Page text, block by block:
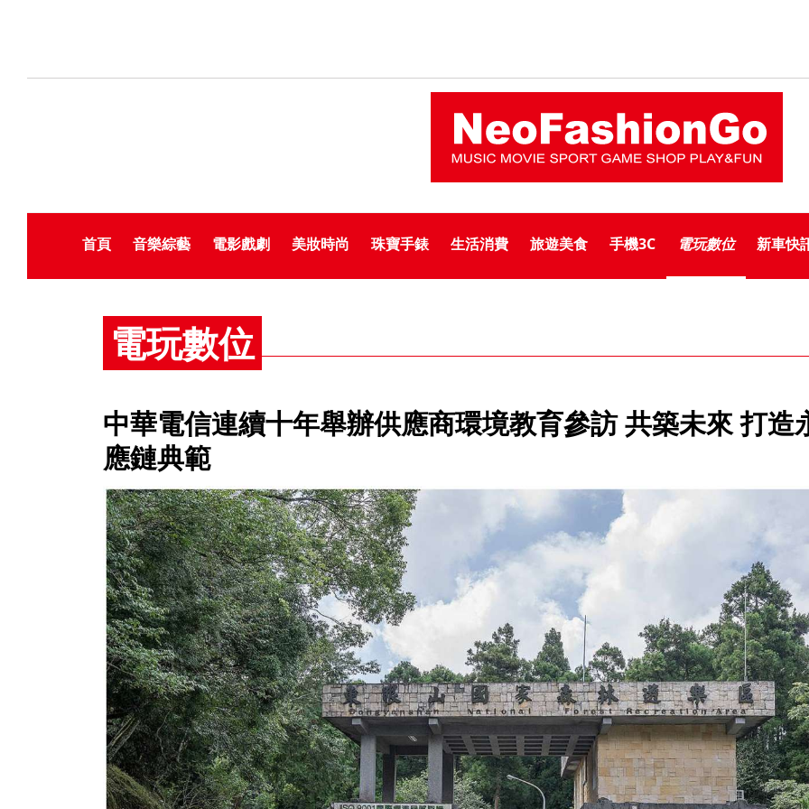
首頁 音樂綜藝 電影戲劇 美妝時尚 珠寶手錶 生活消費 旅遊美食 手機3C 電玩數位 新車快
電玩數位
中華電信連續十年舉辦供應商環境教育參訪 共築未來 打造
應鏈典範